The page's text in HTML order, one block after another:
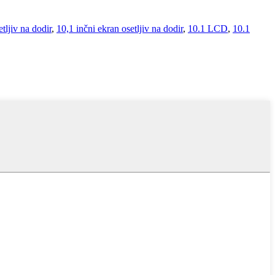
na dodir, 10,1 inčni ekran osetljiv na dodir, 10.1 LCD, 10.1